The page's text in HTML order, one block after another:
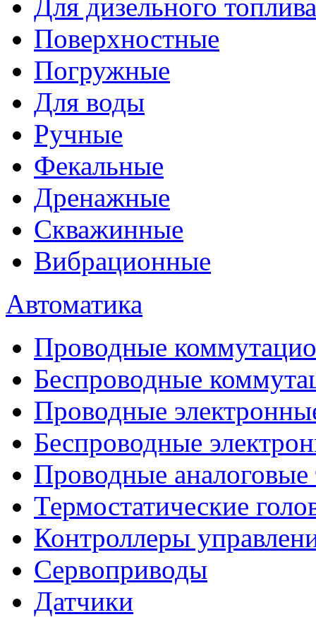
Для дизельного топлива
Поверхностные
Погружные
Для воды
Ручные
Фекальные
Дренажные
Скважинные
Вибрационные
Автоматика
Проводные
Беспроводные
Проводные
Беспроводные
Проводные аналоговые
Термостатические
Контроллеры
Сервоприводы
Датчики